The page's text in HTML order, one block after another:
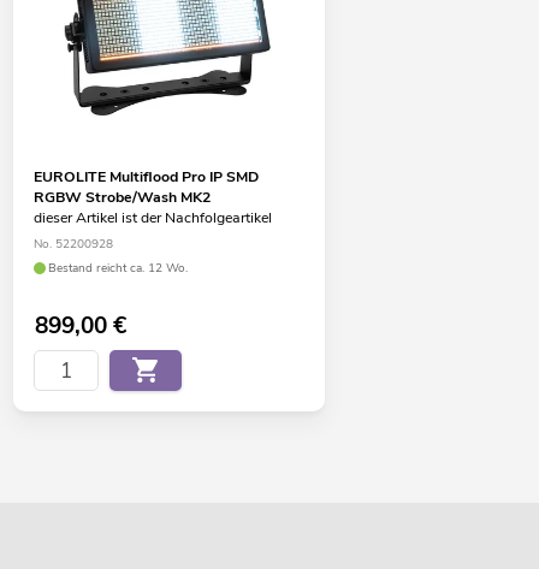
EUROLITE Multiflood Pro IP SMD
RGBW Strobe/Wash MK2
dieser Artikel ist der Nachfolgeartikel
No. 52200928
Bestand reicht ca. 12 Wo.
899,00€